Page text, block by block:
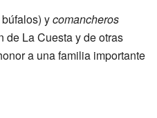
ycomancheros
de La Cuesta y de otras
a una familia importante